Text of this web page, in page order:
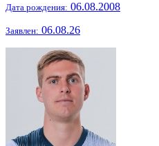
Дата рождения: 06.08.2008
Заявлен: 06.08.26